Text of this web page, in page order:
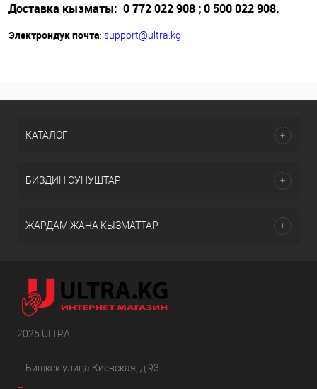
Доставка кызматы: 0 772 022 908 ; 0 500 022 908.
Электрондук почта: support@ultra.kg
КАТАЛОГ
БИЗДИН СУНУШТАР
ЖАРДАМ ЖАНА КЫЗМАТТАР
2025 ULTRA
г. Бишкек улица Киевская, д 93